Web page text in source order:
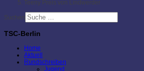
Teeny Preis von Lindwerder
Suchen
TSC-Berlin
Home
Aktuell
Rundschreiben
Jugend